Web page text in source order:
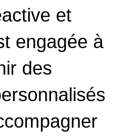
et
engagée à
des